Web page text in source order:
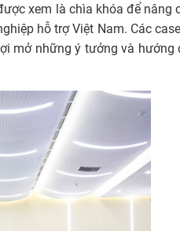
xem là chìa khóa để nâng
hỗ trợ Việt Nam. Các
mở những ý tưởng và hướng